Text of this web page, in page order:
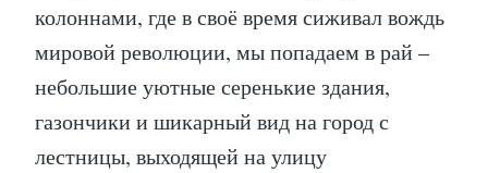
колоннами, где в своё время сиживал вождь
мировой революции, мы попадаем в рай –
небольшие уютные серенькие здания,
газончики и шикарный вид на город с
лестницы, выходящей на улицу